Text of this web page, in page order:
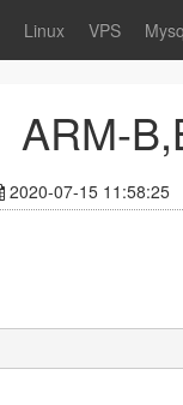
Linux VPS
ARM-
2020-07-15 11:58:25